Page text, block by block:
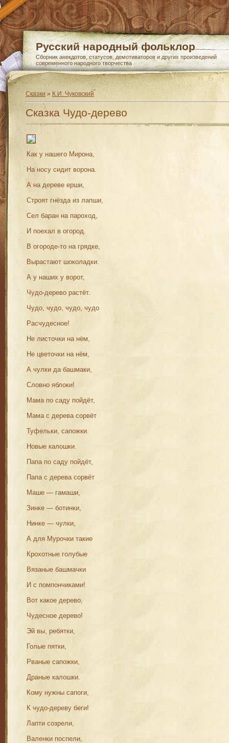
Русский народный фольклор
Сборник анекдотов, статусов, демотиваторов и других произведений
современного народного творчества
Сказки » К.И. Чуковский
Сказка Чудо-дерево
Как у нашего Мирона,
На носу сидит ворона.
А на дереве ерши,
Строят гнёзда из лапши,
Сел баран на пароход,
И поехал в огород.
В огороде-то на грядке,
Вырастают шоколадки.
А у наших у ворот,
Чудо-дерево растёт.
Чудо, чудо, чудо, чудо
Расчудесное!
Не листочки на нём,
Не цветочки на нём,
А чулки да башмаки,
Словно яблоки!
Мама по саду пойдёт,
Мама с дерева сорвёт
Туфельки, сапожки.
Новые калошки.
Папа по саду пойдёт,
Папа с дерева сорвёт
Маше — гамаши,
Зинке — ботинки,
Нинке — чулки,
А для Мурочки такие
Крохотные голубые
Вязаные башмачки
И с помпончиками!
Вот какое дерево,
Чудесное дерево!
Эй вы, ребятки,
Голые пятки,
Рваные сапожки,
Драные калошки.
Кому нужны сапоги,
К чудо-дереву беги!
Лапти созрели,
Валенки поспели,